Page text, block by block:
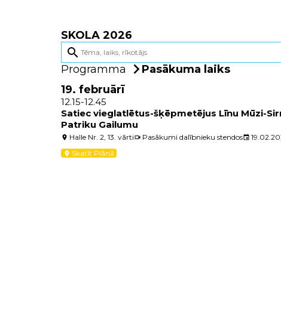
SKOLA 2026
search
Programma
Pasākuma laiks
19. februārī
12.15-12.45
Satiec vieglatlētus-šķēpmetējus Līnu Mūzi-
Patriku Gailumu
location_on Halle Nr. 2, 13. vārtivideocam Pasākumi dalībnieku stendosevent
location_on Skatīt Plānā